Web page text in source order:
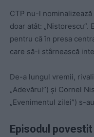
CTP nu-l
doar atât: „Nistorescu”.
pentru că în presa
care să-i stârnească
De-a lungul vremii,
„Adevărul”) și Cornel
„Evenimentul zilei”) s-
Episodul